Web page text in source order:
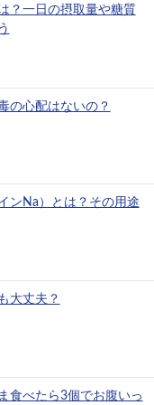
？一日の摂取量や糖質
の心配はないの？
ンNa）とは？その用途
大丈夫？
食べたら3個でお腹いっ